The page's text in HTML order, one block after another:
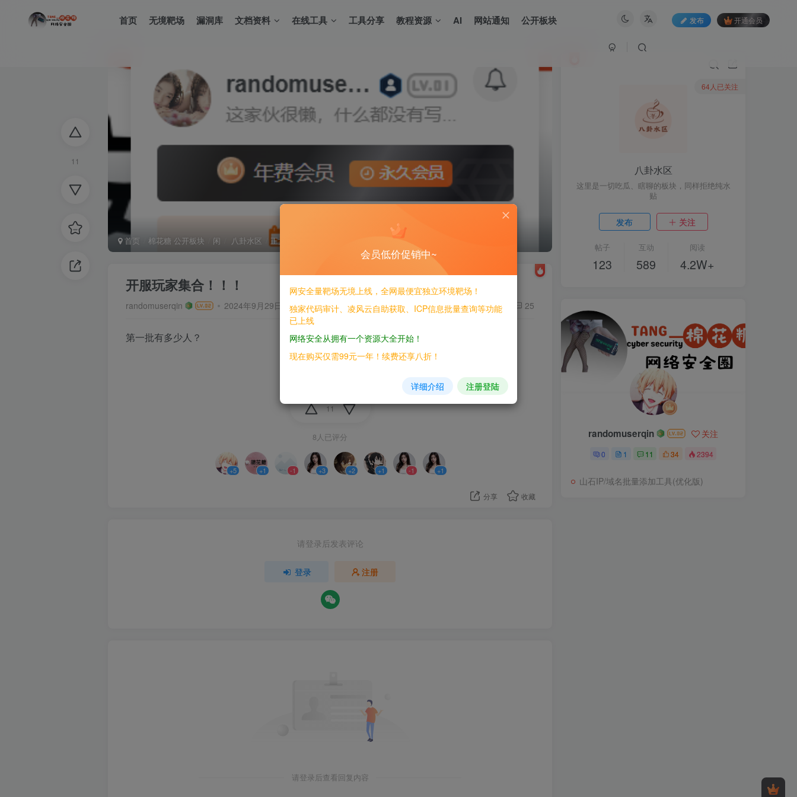
首页 无境靶场 漏洞库 文档资料 在线工具 工具分享 教程资源 AI 网站通知 公开板块 发布 开通会员
11
首页 棉花糖 公开板块 闲 八卦水区 正文
开服玩家集合！！！
randomuserqin 2024年9月29日发布 534 25
第一批有多少人？
11
8人已评分
+5 +1 -1 +3 +2 +1 -1 +1
分享 收藏
请登录后发表评论
登录 注册
请登录后查看回复内容
64人已关注
八卦水区
这里是一切吃瓜、瞎聊的板块，同样拒绝纯水
贴
发布 关注
帖子
123
互动
589
阅读
4.2W+
randomuserqin 关注
0 1 11 34 2394
山石IP/域名批量添加工具(优化版)
会员低价促销中~
网安全量靶场无境上线，全网最便宜独立环境靶场！
独家代码审计、凌风云自助获取、ICP信息批量查询等功能
已上线
网络安全从拥有一个资源大全开始！
现在购买仅需99元一年！续费还享八折！
详细介绍 注册登陆